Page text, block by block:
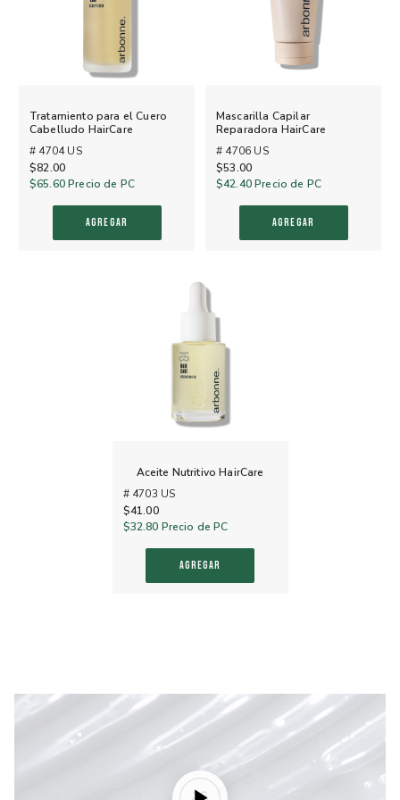
Tratamiento para el Cuero
Cabelludo HairCare
# 4704 US
$82.00
$65.60Precio de PC
AGREGAR
Mascarilla Capilar
Reparadora HairCare
# 4706 US
$53.00
$42.40Precio de PC
AGREGAR
Aceite Nutritivo HairCare
# 4703 US
$41.00
$32.80 Precio de PC
AGREGAR